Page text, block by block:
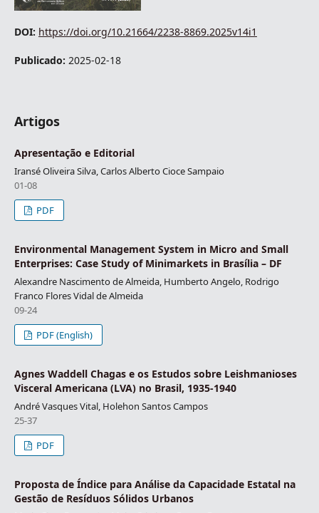
DOI: https://doi.org/10.21664/2238-8869.2025v14i1
Publicado: 2025-02-18
Artigos
Apresentação e Editorial
Iransé Oliveira Silva, Carlos Alberto Cioce Sampaio
01-08
PDF
Environmental Management System in Micro and Small
Enterprises: Case Study of Minimarkets in Brasília – DF
Alexandre Nascimento de Almeida, Humberto Angelo, Rodrigo
Franco Flores Vidal de Almeida
09-24
PDF (English)
Agnes Waddell Chagas e os Estudos sobre Leishmanioses
Visceral Americana (LVA) no Brasil, 1935-1940
André Vasques Vital, Holehon Santos Campos
25-37
PDF
Proposta de Índice para Análise da Capacidade Estatal na
Gestão de Resíduos Sólidos Urbanos